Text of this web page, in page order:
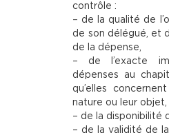
contrôle :
– de la qualité de
de son délégué, et
de la dépense,
– de l’exacte
dépenses au
qu’elles
nature ou leur objet,
– de la disponibilité
– de la validité de